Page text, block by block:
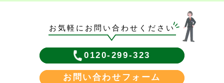
お気軽にお問い合わせください
0120-299-323
お問い合わせフォーム